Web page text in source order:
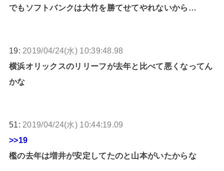
でもソフトバンクは大竹を勝てせてやれないから…
19: 2019/04/24(水) 10:39:48.98
横浜オリックスのリリーフが去年と比べて悪くなってん
かな
51: 2019/04/24(水) 10:44:19.09
>>19
檻の去年は増井が安定してたのと山本がいたからな